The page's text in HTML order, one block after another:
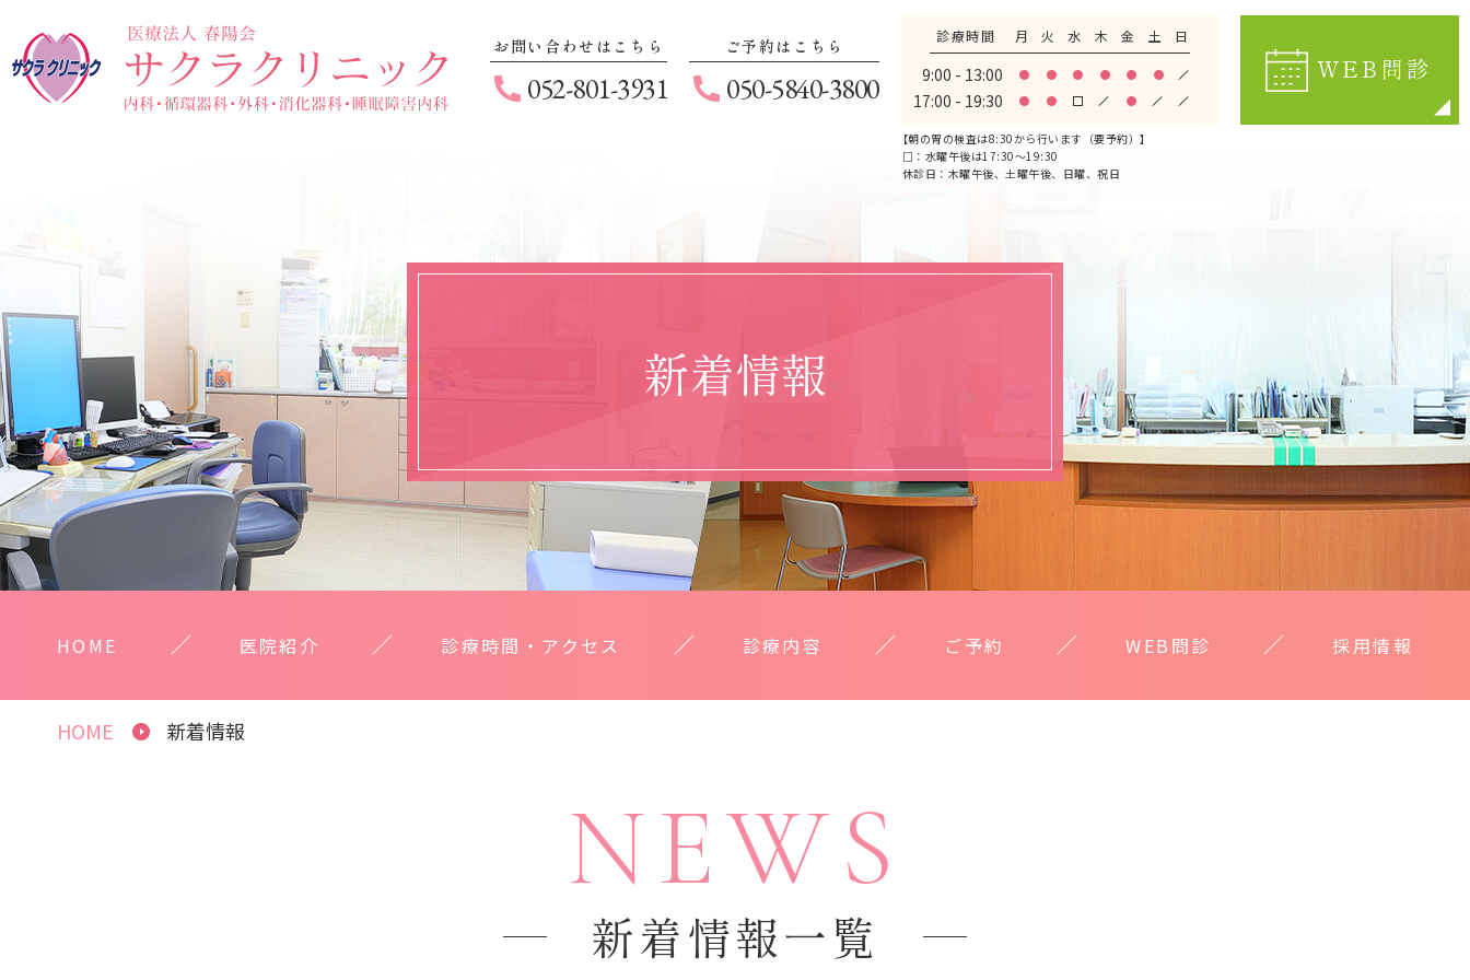
お問い合わせはこちら
052-801-3931
ご予約はこちら
050-5840-3800
診療時間
9:00 - 13:00
17:00 - 19:30
月 火 水 木 金 土 日
【朝の胃の検査は8:30から行います（要予約）】
□：水曜午後は17:30～19:30
休診日：木曜午後、土曜午後、日曜、祝日
WEB問診
新着情報
HOME 医院紹介 診療時間・アクセス 診療内容 ご予約 WEB問診 採用情報
HOME 新着情報
NEWS
新着情報一覧